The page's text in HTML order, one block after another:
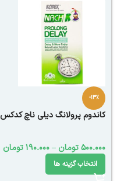
-13%
کاندوم پرولانگ دیلی ناچ کدکس
500.000تومان –
190.000تومان
انتخاب گزینه ها